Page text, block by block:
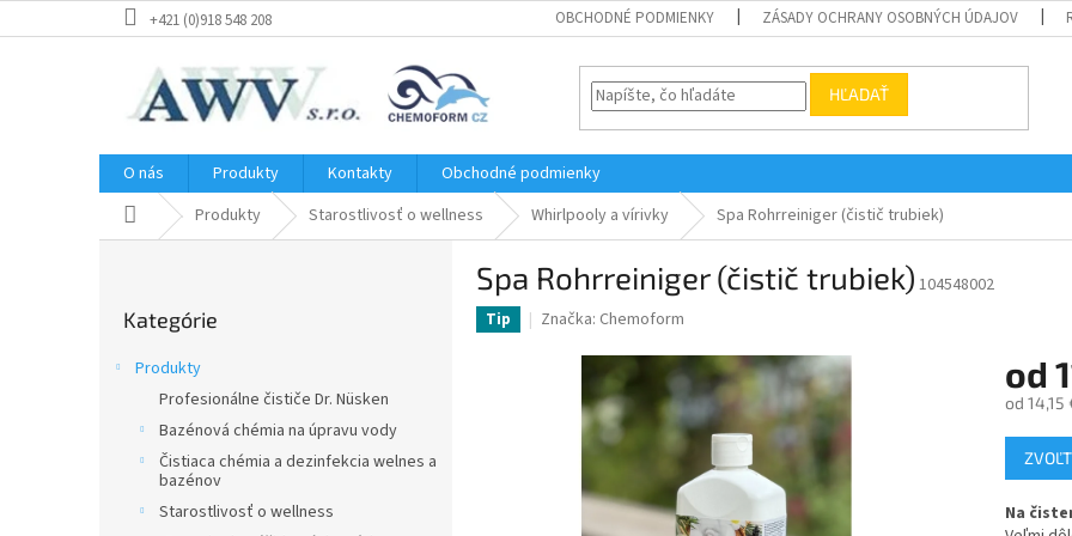
na
+421 (0)918 548 208 OBCHODNÉ PODMIENKY ZÁSADY OCHRANY OSOBNÝCH ÚDAJOV
HĽADAŤ
O nás Produkty Kontakty
Obchodné podmienky
DomovProdukty Starostlivosť o wellness Whirlpooly a vírivky Spa Rohrreiniger (čistič trubiek)
kategórie
Kategórie
Produkty
Profesionálne čističe Dr. Nüsken
Bazénová chémia na úpravu vody
Čistiaca chémia a dezinfekcia welnes a
bazénov
Starostlivosť o wellness
Spa Rohrreiniger (čistič trubiek) 104548002
Tip Značka: Chemoform
od
od 14,15
cena:
Na